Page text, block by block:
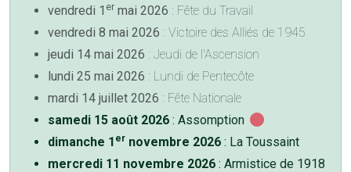
vendredi 1 er mai 2026 : Fête du Travail
vendredi 8 mai 2026 : Victoire des Alliés de 1945
jeudi 14 mai 2026 : Jeudi de l'Ascension
lundi 25 mai 2026 : Lundi de Pentecôte
mardi 14 juillet 2026 : Fête Nationale
samedi 15 août 2026 : Assomption
dimanche 1 er novembre 2026 : La Toussaint
mercredi 11 novembre 2026 : Armistice de 1918